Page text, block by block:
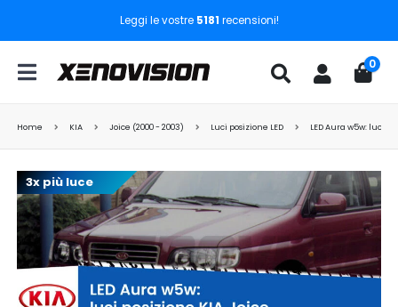
Leggi le vostre 5181 recensioni!
0
Home KIA Joice (2000 - 2003) Luci posizione LED LED Aura w5w: luci
3x più luce